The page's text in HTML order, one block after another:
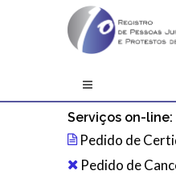
Serviços on-line:
Pedido de
Pedido de